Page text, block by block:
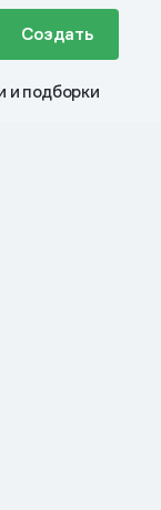
Создать
и подборки